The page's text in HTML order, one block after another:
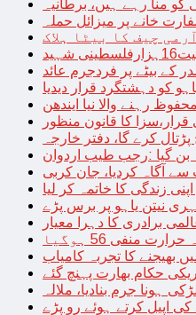
منا رہے ہیں، برطانیہ
خانے پر میزائل حملہ
چیف کا بیٹا ہلاک
کے بیٹے پر فردجرم عائد
کو دہشتگرد قرار دیدیا
رہنے والا نیا ایندھن
کا قانون منظور
کرے گا، دفتر خارجہ
بن گیا :رجب طیب اردوان
آگاہ کردیا، جان کربی
نیتن یاہو پر برس پڑے
برادری کا دہرا معیار
منفی 56 ہوگیا
بھیجنے کا تجربہ کامیاب
حکام بھارت پہنچ گئے
ہونا جرم بنادیا، ملالہ
اپیل کرتے ہوئے رو پڑے